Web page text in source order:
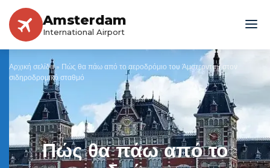
Amsterdam
International Airport
Αρχική σελίδα» Πώς θα πάω από το αεροδρόμιο του Άμστερνταμ στον
σιδηροδρομικό σταθμό
Πώς θα πάω από το